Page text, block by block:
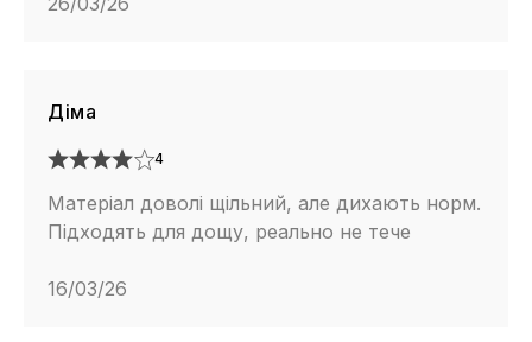
Діма
4
Матеріал доволі щільний, але дихають норм.
Підходять для дощу, реально не тече
16/03/26